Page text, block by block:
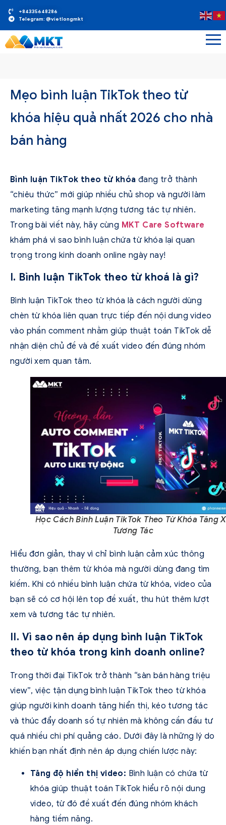
+84335648286
Telegram: @vietlongmkt
Mẹo bình luận TikTok theo từ
khóa hiệu quả nhất 2026 cho nhà
bán hàng
Bình luận TikTok theo từ khóa đang trở thành
“chiêu thức” mới giúp nhiều chủ shop và người làm
marketing tăng mạnh lượng tương tác tự nhiên.
Trong bài viết này, hãy cùng MKT Care Software
khám phá vì sao bình luận chứa từ khóa lại quan
trọng trong kinh doanh online ngày nay!
I. Bình luận TikTok theo từ khoá là gì?
Bình luận TikTok theo từ khóa là cách người dùng
chèn từ khóa liên quan trực tiếp đến nội dung video
vào phần comment nhằm giúp thuật toán TikTok dễ
nhận diện chủ đề và đề xuất video đến đúng nhóm
người xem quan tâm.
Học Cách Bình Luận TikTok Theo Từ Khóa Tăng
Tương Tác
Hiểu đơn giản, thay vì chỉ bình luận cảm xúc thông
thường, bạn thêm từ khóa mà người dùng đang tìm
kiếm. Khi có nhiều bình luận chứa từ khóa, video của
bạn sẽ có cơ hội lên top đề xuất, thu hút thêm lượt
xem và tương tác tự nhiên.
II. Vì sao nên áp dụng bình luận TikTok
theo từ khóa trong kinh doanh online?
Trong thời đại TikTok trở thành “sàn bán hàng triệu
view”, việc tận dụng bình luận TikTok theo từ khóa
giúp người kinh doanh tăng hiển thị, kéo tương tác
và thúc đẩy doanh số tự nhiên mà không cần đầu tư
quá nhiều chi phí quảng cáo. Dưới đây là những lý do
khiến bạn nhất định nên áp dụng chiến lược này:
Tăng độ hiển thị video: Bình luận có chứa từ
khóa giúp thuật toán TikTok hiểu rõ nội dung
video, từ đó đề xuất đến đúng nhóm khách
hàng tiềm năng.